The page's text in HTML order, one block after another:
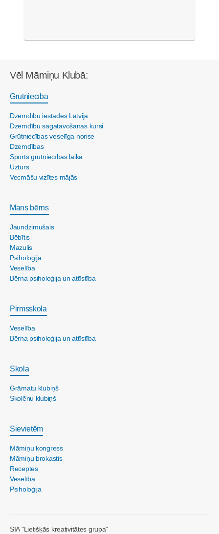
Vēl Māmiņu Klubā:
Grūtniecība
Dzemdību iestādes Latvijā
Dzemdību sagatavošanas kursi
Grūtniecības veselīga norise
Dzemdības
Sports grūtniecības laikā
Uzturs
Vecmāšu vizītes mājās
Mans bērns
Jaundzimušais
Bēbītis
Mazulis
Psiholoģija
Veselība
Bērna psiholoģija un attīstība
Pirmsskola
Veselība
Bērna psiholoģija un attīstība
Skola
Grāmatu klubiņš
Skolēnu klubiņš
Sievietēm
Māmiņu kongress
Māmiņu brokastis
Receptes
Veselība
Psiholoģija
SIA "Lietišķās kreativitātes grupa"